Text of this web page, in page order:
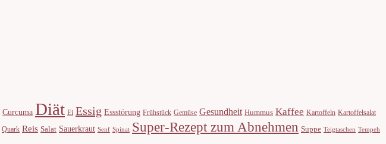
Curcuma Diät Ei Essig Essstörung Frühstück Gemüse Gesundheit Hummus Kaffee Kartoffeln Kartoffelsalat
Quark Reis Salat Sauerkraut Senf Spinat Super-Rezept zum Abnehmen Suppe Teigtaschen Tempeh